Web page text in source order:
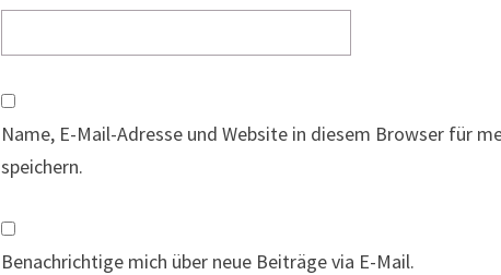
Name, E-Mail-Adresse und Website in diesem Browser für
speichern.
Benachrichtige mich über neue Beiträge via E-Mail.